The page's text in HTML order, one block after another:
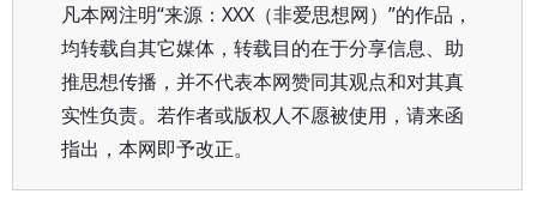
凡本网注明“来源：XXX（非爱思想网）”的作品，
均转载自其它媒体，转载目的在于分享信息、助
推思想传播，并不代表本网赞同其观点和对其真
实性负责。若作者或版权人不愿被使用，请来函
指出，本网即予改正。